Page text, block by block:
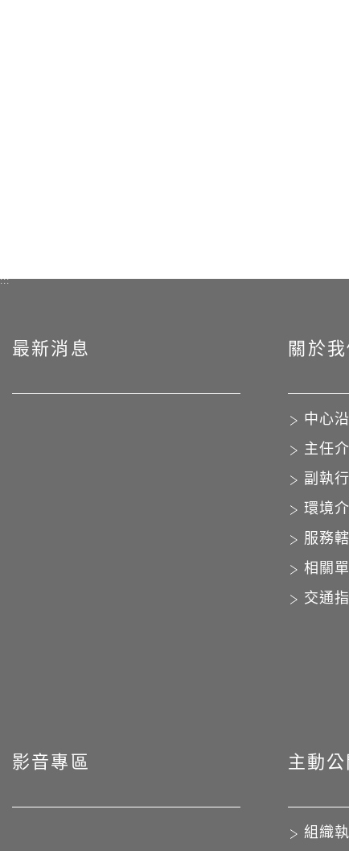
:::
最新消息 關於我
中心
主任
副執
環境
服務
相關
交通
影音專區 主動
組織